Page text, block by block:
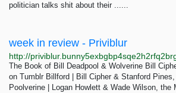
politician talks shit about their ......
week in review - Priviblur
The Book of Bill Deadpool & Wolverine Bill
on Tumblr Billford | Bill Cipher & Stanford
Poolverine | Logan Howlett & Wade Wilson, the